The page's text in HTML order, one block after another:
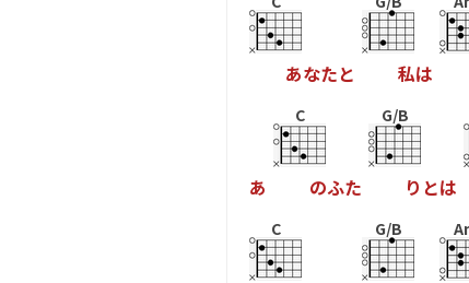
あなたと 私は
あ
C
のふた
G/B
り とは
C G/B